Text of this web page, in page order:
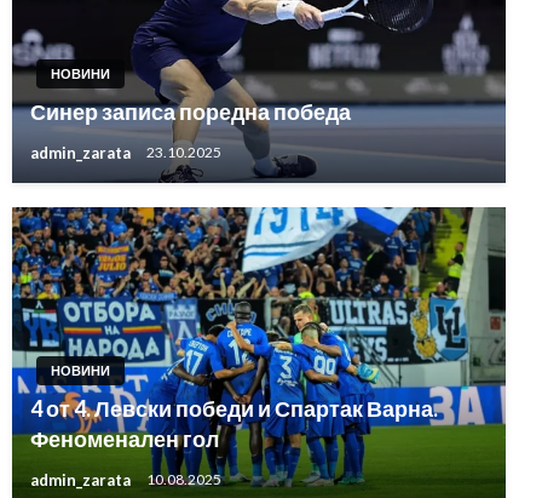
НОВИНИ
Синер записа поредна победа
admin_zarata 23.10.2025
НОВИНИ
4 от 4. Левски победи и Спартак Варна.
Феноменален гол
admin_zarata 10.08.2025